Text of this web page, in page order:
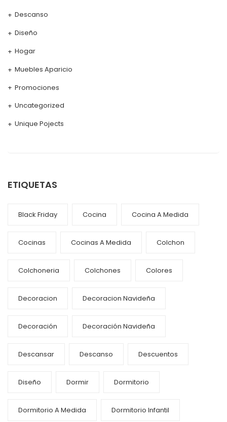
Descanso
Diseño
Hogar
Muebles Aparicio
Promociones
Uncategorized
Unique Pojects
ETIQUETAS
Black Friday Cocina Cocina A Medida
Cocinas Cocinas A Medida Colchon
Colchoneria Colchones Colores
Decoracion Decoracion Navideña
Decoración Decoración Navideña
Descansar Descanso Descuentos
Diseño Dormir Dormitorio
Dormitorio A Medida Dormitorio Infantil